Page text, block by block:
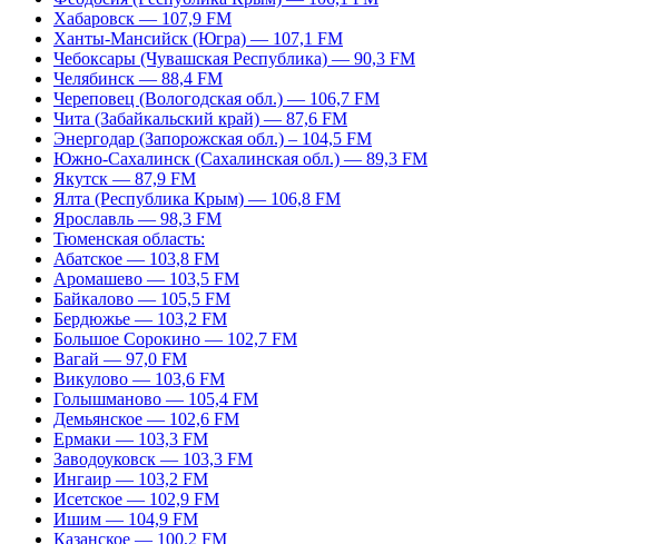
Хабаровск — 107,9 FM
Ханты-Мансийск (Югра) — 107,1 FM
Чебоксары (Чувашская Республика) — 90,3 FM
Челябинск — 88,4 FM
Череповец (Вологодская обл.) — 106,7 FM
Чита (Забайкальский край) — 87,6 FM
Энергодар (Запорожская обл.) – 104,5 FM
Южно-Сахалинск (Сахалинская обл.) — 89,3 FM
Якутск — 87,9 FM
Ялта (Республика Крым) — 106,8 FM
Ярославль — 98,3 FM
Тюменская область:
Абатское — 103,8 FM
Аромашево — 103,5 FM
Байкалово — 105,5 FM
Бердюжье — 103,2 FM
Большое Сорокино — 102,7 FM
Вагай — 97,0 FM
Викулово — 103,6 FM
Голышманово — 105,4 FM
Демьянское — 102,6 FM
Ермаки — 103,3 FM
Заводоуковск — 103,3 FM
Ингаир — 103,2 FM
Исетское — 102,9 FM
Ишим — 104,9 FM
Казанское — 100,2 FM